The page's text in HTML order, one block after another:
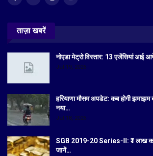
ताज़ा खबरें
नोएडा मेट्रो विस्तार: 13 एजेंसियां आई
Jul 19, 2026
हरियाणा मौसम अपडेट: कब होगी झमाझम
नया…
Jul 18, 2026
SGB 2019-20 Series-II: ₹1 लाख का
जानें…